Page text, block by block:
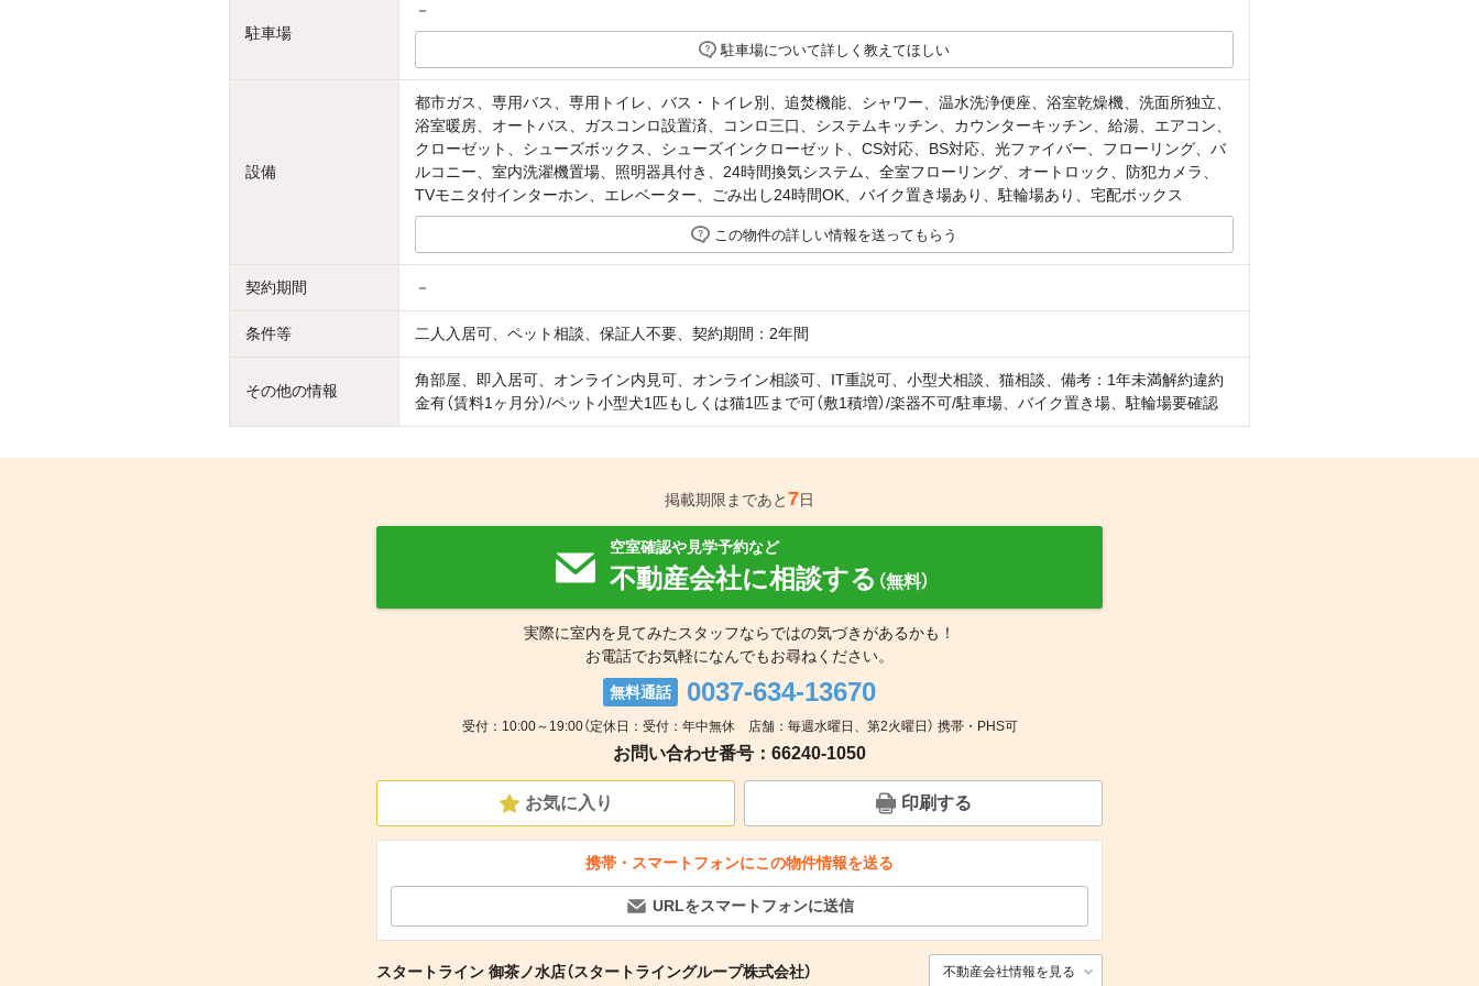
駐車場
－
駐車場について詳しく教えてほしい
設備
都市ガス、専用バス、専用トイレ、バス・トイレ別、追焚機能、シャワー、温水洗浄便座、浴室乾燥機、洗面所独立、
浴室暖房、オートバス、ガスコンロ設置済、コンロ三口、システムキッチン、カウンターキッチン、給湯、エアコン、
クローゼット、シューズボックス、シューズインクローゼット、CS対応、BS対応、光ファイバー、フローリング、バ
ルコニー、室内洗濯機置場、照明器具付き、24時間換気システム、全室フローリング、オートロック、防犯カメラ、
TVモニタ付インターホン、エレベーター、ごみ出し24時間OK、バイク置き場あり、駐輪場あり、宅配ボックス
この物件の詳しい情報を送ってもらう
契約期間 －
条件等 二人入居可、ペット相談、保証人不要、契約期間：2年間
その他の情報
角部屋、即入居可、オンライン内見可、オンライン相談可、IT重説可、小型犬相談、猫相談、備考：1年未満解約違約
金有（賃料1ヶ月分）/ペット小型犬1匹もしくは猫1匹まで可（敷1積増）/楽器不可/駐車場、バイク置き場、駐輪場要確認
掲載期限まであと7日
空室確認や見学予約など
不動産会社に相談する （無料）
実際に室内を見てみたスタッフならではの気づきがあるかも！
お電話でお気軽になんでもお尋ねください。
無料通話 0037-634-13670
受付：10:00～19:00（定休日：受付：年中無休 店舗：毎週水曜日、第2火曜日） 携帯・PHS可
お問い合わせ番号：66240-1050
お気に入り 印刷する
携帯・スマートフォンにこの物件情報を送る
URLをスマートフォンに送信
スタートライン 御茶ノ水店（スタートライングループ株式会社） 不動産会社情報を見る